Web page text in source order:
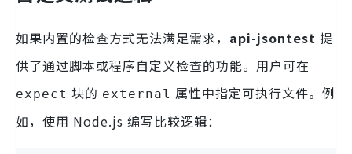
如果内置的检查方式无法满足需求， api-jsontest 提
供了通过脚本或程序自定义检查的功能。用户可在
expect 块的 external 属性中指定可执行文件。例
如，使用 Node.js 编写比较逻辑：